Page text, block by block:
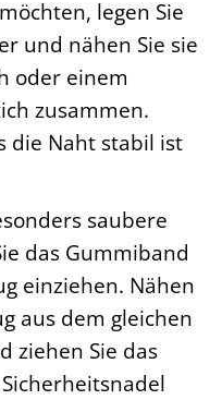
legen Sie
und nähen Sie sie
oder einem
zusammen.
die Naht stabil ist
saubere
das Gummiband
einziehen. Nähen
aus dem gleichen
ziehen Sie das